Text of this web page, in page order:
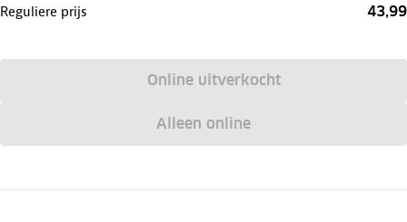
Reguliere prijs 43,99
Online uitverkocht
Alleen online